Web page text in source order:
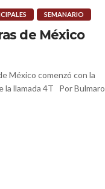
SEMANARIO
de México
México comenzó con la
la llamada 4T Por Bulmaro